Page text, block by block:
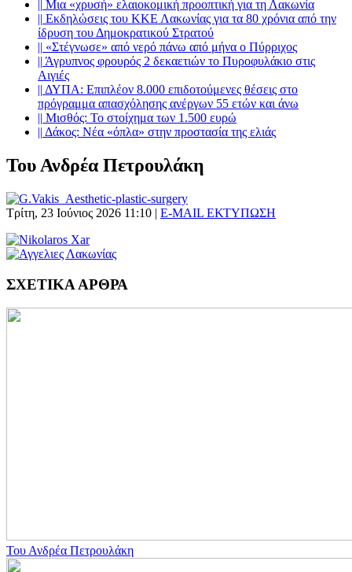
|| Μια «χρυσή» ελαιοκομική προοπτική για τη Λακωνία
|| Εκδηλώσεις του ΚΚΕ Λακωνίας για τα 80 χρόνια από την
ίδρυση του Δημοκρατικού Στρατού
|| «Στέγνωσε» από νερό πάνω από μήνα ο Πύρριχος
|| Άγρυπνος φρουρός 2 δεκαετιών το Πυροφυλάκιο στις
Αιγιές
|| ΔΥΠΑ: Επιπλέον 8.000 επιδοτούμενες θέσεις στο
πρόγραμμα απασχόλησης ανέργων 55 ετών και άνω
|| Μισθός: Το στοίχημα των 1.500 ευρώ
|| Δάκος: Νέα «όπλα» στην προστασία της ελιάς
Του Ανδρέα Πετρουλάκη
Τρίτη, 23 Ιούνιος 2026 11:10 | E-MAIL ΕΚΤΥΠΩΣΗ
ΣΧΕΤΙΚΑ ΑΡΘΡΑ
Του Ανδρέα Πετρουλάκη